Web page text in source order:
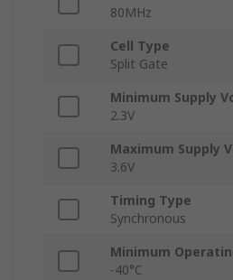
80MHz
Cell Type
Split Gate
Minimum Supply
2.3V
Maximum Supply
3.6V
Timing Type
Synchronous
Minimum
-40°C